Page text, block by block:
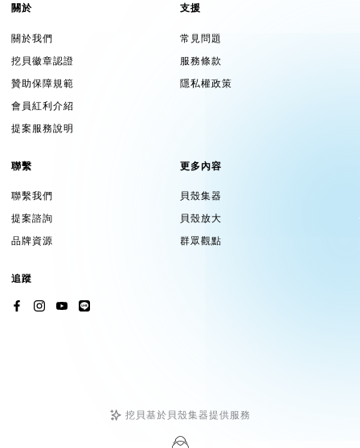
關於
關於我們
挖貝徽章認證
贊助保障規範
會員紅利介紹
提案服務說明
支援
常見問題
服務條款
隱私權政策
聯繫
聯繫我們
提案諮詢
品牌資源
更多內容
貝殼集器
貝殼放大
群眾觀點
追蹤
挖貝基於貝殼集器提供服務